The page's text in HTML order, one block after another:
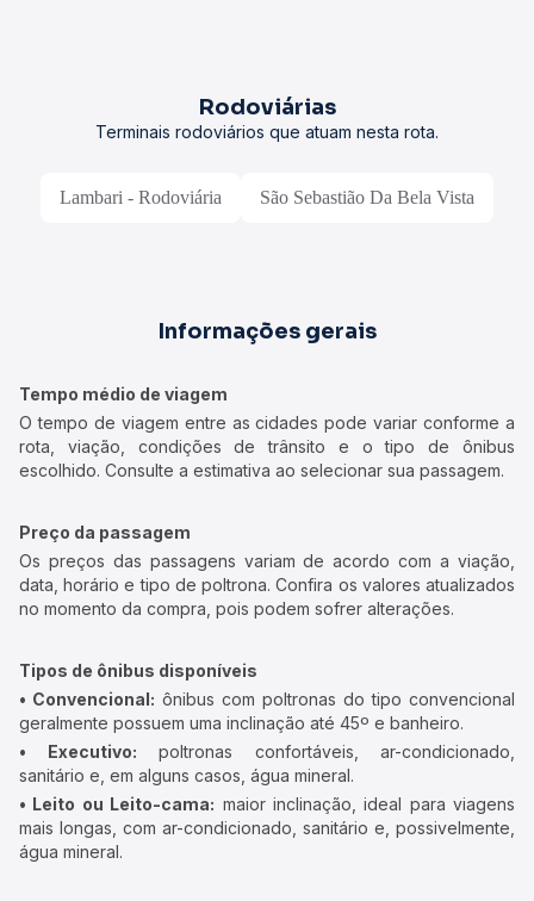
Rodoviárias
Terminais rodoviários que atuam nesta rota.
Lambari - Rodoviária São Sebastião Da Bela Vista
Informações gerais
Tempo médio de viagem
O tempo de viagem entre as cidades pode variar conforme a
rota, viação, condições de trânsito e o tipo de ônibus
escolhido. Consulte a estimativa ao selecionar sua passagem.
Preço da passagem
Os preços das passagens variam de acordo com a viação,
data, horário e tipo de poltrona. Confira os valores atualizados
no momento da compra, pois podem sofrer alterações.
Tipos de ônibus disponíveis
• Convencional: ônibus com poltronas do tipo convencional
geralmente possuem uma inclinação até 45º e banheiro.
• Executivo: poltronas confortáveis, ar-condicionado,
sanitário e, em alguns casos, água mineral.
• Leito ou Leito-cama: maior inclinação, ideal para viagens
mais longas, com ar-condicionado, sanitário e, possivelmente,
água mineral.